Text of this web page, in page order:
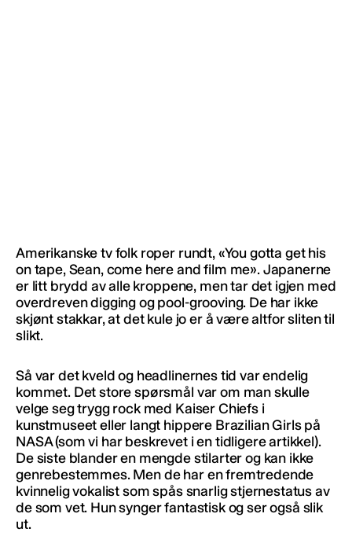
Amerikanske tv folk roper rundt, «You gotta get his
on tape, Sean, come here and film me». Japanerne
er litt brydd av alle kroppene, men tar det igjen med
overdreven digging og pool-grooving. De har ikke
skjønt stakkar, at det kule jo er å være altfor sliten til
slikt.
Så var det kveld og headlinernes tid var endelig
kommet. Det store spørsmål var om man skulle
velge seg trygg rock med Kaiser Chiefs i
kunstmuseet eller langt hippere Brazilian Girls på
NASA (som vi har beskrevet i en tidligere artikkel).
De siste blander en mengde stilarter og kan ikke
genrebestemmes. Men de har en fremtredende
kvinnelig vokalist som spås snarlig stjernestatus av
de som vet. Hun synger fantastisk og ser også slik
ut.